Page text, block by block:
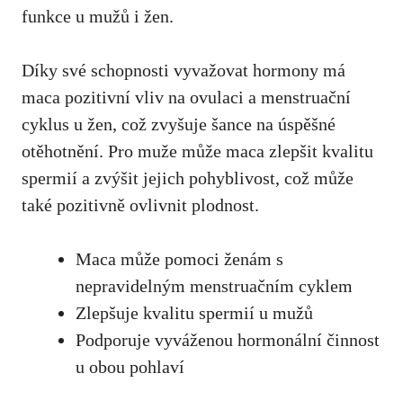
funkce u mužů i žen.
Díky své schopnosti vyvažovat hormony má
maca pozitivní vliv na ovulaci a menstruační
cyklus u žen, což zvyšuje šance na úspěšné
otěhotnění. Pro muže může maca zlepšit kvalitu
spermií a zvýšit jejich pohyblivost, což může
také pozitivně ovlivnit plodnost.
Maca může pomoci ženám s
nepravidelným menstruačním cyklem
Zlepšuje kvalitu spermií u mužů
Podporuje vyváženou hormonální činnost
u obou pohlaví